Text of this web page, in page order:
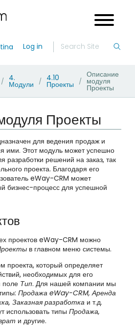
Log in
/ 4.
Модули / 4.10
Проекты /
Описание
модуля
Проекты
Проекты
для ведения продаж и
ими. Этот модуль может успешно
разработки решений на заказ, так
проекта. Благодаря его
eWay-CRM может
бизнес-процесс для успешной
проектов eWay-CRM можно
в главном меню системы.
проекта, который определяет
необходимых для его
поле Тип. Для нашей компании мы
Продажа eWay-CRM, Аренда
Заказная разработка и т.д.
использовать типы Продажа,
и другие.